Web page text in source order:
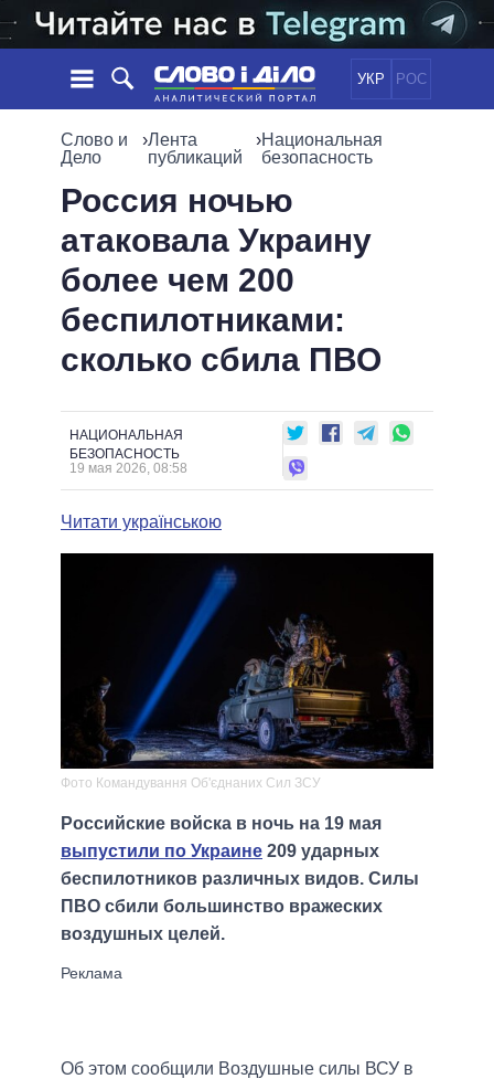
УКР РОС
НОВОСТИ
СТАТЬИ
МНЕНИЯ
ОБЗОРЫ
ДАЙДЖЕСТЫ
ОБЩЕСТВО
МИР
ПОЛИТИКИ
ВСЕ ПОЛИТИКИ
ПРЕЗИДЕНТ И ОФИС
ВЕРХОВНАЯ РАДА
ГЛАВЫ ОБЛАДМИНИСТРАЦИЙ
МЭРЫ
ВСЕ ПЕРСОНЫ
ИНФОГРАФИКА
ВИДЕО
СРАВНЕНИЕ ПОЛИТИКОВ
Слово и
Дело
›Лента
публикаций
›Национальная
безопасность
Россия ночью
атаковала Украину
более чем 200
беспилотниками:
сколько сбила ПВО
НАЦИОНАЛЬНАЯ
БЕЗОПАСНОСТЬ
19 мая 2026, 08:58
Читати українською
Фото Командування Об'єднаних Сил ЗСУ
Российские войска в ночь на 19 мая
выпустили по Украине 209 ударных
беспилотников различных видов. Силы
ПВО сбили большинство вражеских
воздушных целей.
Об этом сообщили Воздушные силы ВСУ в